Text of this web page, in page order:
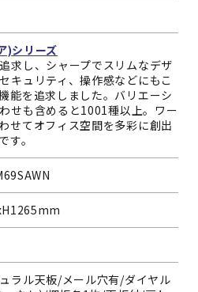
)シリーズ
求し、シャープでスリムなデザ
キュリティ、操作感などにもこ
能を追求しました。バリエーシ
せも含めると1001種以上。ワー
せてオフィス空間を多彩に創出
す。
ラル天板/メール穴有/ダイヤル